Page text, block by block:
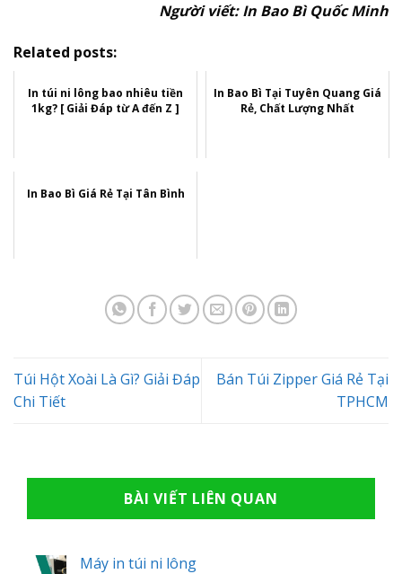
Người viết: In Bao Bì Quốc Minh
Related posts:
In túi ni lông bao nhiêu tiền
1kg? [ Giải Đáp từ A đến Z ]
In Bao Bì Tại Tuyên Quang Giá
Rẻ, Chất Lượng Nhất
In Bao Bì Giá Rẻ Tại Tân Bình
Túi Hột Xoài Là Gì? Giải Đáp
Chi Tiết
Bán Túi Zipper Giá Rẻ Tại
TPHCM
BÀI VIẾT LIÊN QUAN
Máy in túi ni lông